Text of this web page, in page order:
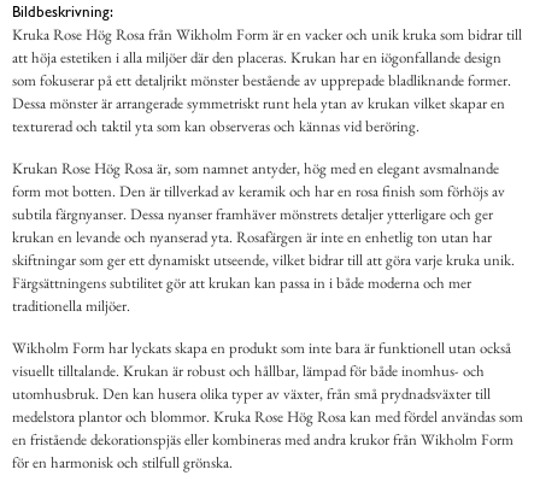
Bildbeskrivning:
Kruka Rose Hög Rosa från Wikholm Form är en vacker och unik kruka som bidrar till
att höja estetiken i alla miljöer där den placeras. Krukan har en iögonfallande design
som fokuserar på ett detaljrikt mönster bestående av upprepade bladliknande former.
Dessa mönster är arrangerade symmetriskt runt hela ytan av krukan vilket skapar en
texturerad och taktil yta som kan observeras och kännas vid beröring.
Krukan Rose Hög Rosa är, som namnet antyder, hög med en elegant avsmalnande
form mot botten. Den är tillverkad av keramik och har en rosa finish som förhöjs av
subtila färgnyanser. Dessa nyanser framhäver mönstrets detaljer ytterligare och ger
krukan en levande och nyanserad yta. Rosafärgen är inte en enhetlig ton utan har
skiftningar som ger ett dynamiskt utseende, vilket bidrar till att göra varje kruka unik.
Färgsättningens subtilitet gör att krukan kan passa in i både moderna och mer
traditionella miljöer.
Wikholm Form har lyckats skapa en produkt som inte bara är funktionell utan också
visuellt tilltalande. Krukan är robust och hållbar, lämpad för både inomhus- och
utomhusbruk. Den kan husera olika typer av växter, från små prydnadsväxter till
medelstora plantor och blommor. Kruka Rose Hög Rosa kan med fördel användas som
en fristående dekorationspjäs eller kombineras med andra krukor från Wikholm Form
för en harmonisk och stilfull grönska.